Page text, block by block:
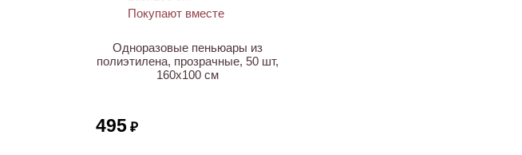
Одноразовые пеньюары из
полиэтилена, прозрачные, 50 шт,
160х100 см
495 ₽